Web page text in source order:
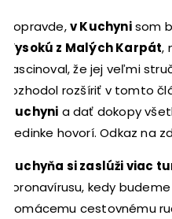
Popravde,v Kuchynisom
Vysokú z Malých Karpát,
fascinoval, že jej veľmi
rozhodol rozšíriť v tomto
Kuchyni a dať dokopy
dedinke hovorí. Odkaz na
Kuchyňa si zaslúži viac
koronavírusu, kedy
domácemu cestovnému